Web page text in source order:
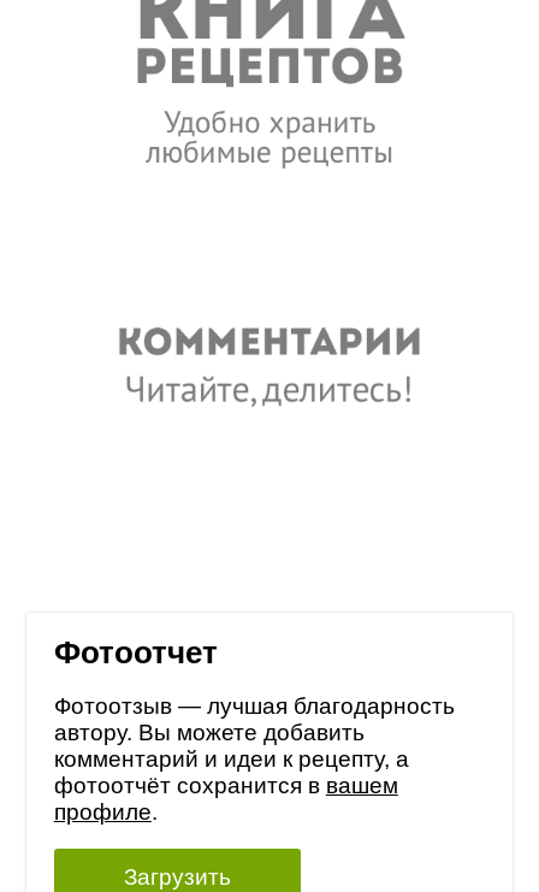
Фотоотчет
Фотоотзыв — лучшая благодарность
автору. Вы можете добавить
комментарий и идеи к рецепту, а
фотоотчёт сохранится в вашем
профиле.
Загрузить